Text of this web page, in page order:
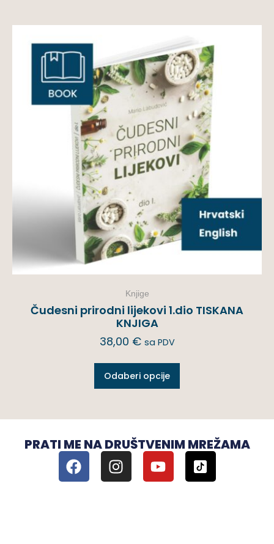
Knjige
Čudesni prirodni lijekovi 1.dio TISKANA
KNJIGA
38,00 € sa PDV
Odaberi opcije
PRATI ME NA DRUŠTVENIM MREŽAMA